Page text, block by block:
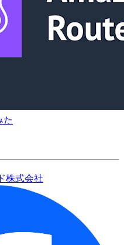
た
株式会社